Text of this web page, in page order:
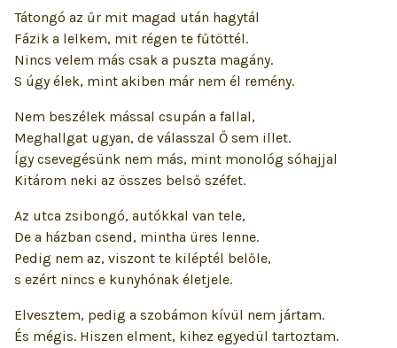
Tátongó az űr mit magad után hagytál
Fázik a lelkem, mit régen te fűtöttél.
Nincs velem más csak a puszta magány.
S úgy élek, mint akiben már nem él remény.
Nem beszélek mással csupán a fallal,
Meghallgat ugyan, de válasszal Ő sem illet.
Így csevegésünk nem más, mint monológ sóhajjal
Kitárom neki az összes belső széfet.
Az utca zsibongó, autókkal van tele,
De a házban csend, mintha üres lenne.
Pedig nem az, viszont te kiléptél belőle,
s ezért nincs e kunyhónak életjele.
Elvesztem, pedig a szobámon kívül nem jártam.
És mégis. Hiszen elment, kihez egyedül tartoztam.